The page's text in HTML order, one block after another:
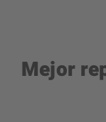
Mejor